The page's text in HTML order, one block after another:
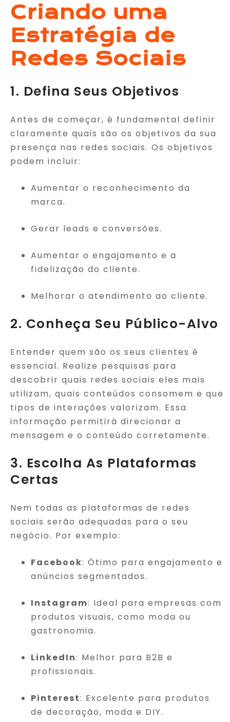
Criando uma
Estratégia de
Redes Sociais
1. Defina Seus Objetivos
Antes de começar, é fundamental definir
claramente quais são os objetivos da sua
presença nas redes sociais. Os objetivos
podem incluir:
Aumentar o reconhecimento da
marca.
Gerar leads e conversões.
Aumentar o engajamento e a
fidelização do cliente.
Melhorar o atendimento ao cliente.
2. Conheça Seu Público-Alvo
Entender quem são os seus clientes é
essencial. Realize pesquisas para
descobrir quais redes sociais eles mais
utilizam, quais conteúdos consomem e que
tipos de interações valorizam. Essa
informação permitirá direcionar a
mensagem e o conteúdo corretamente.
3. Escolha As Plataformas
Certas
Nem todas as plataformas de redes
sociais serão adequadas para o seu
negócio. Por exemplo:
Facebook: Ótimo para engajamento e
anúncios segmentados.
Instagram: Ideal para empresas com
produtos visuais, como moda ou
gastronomia.
LinkedIn: Melhor para B2B e
profissionais.
Pinterest: Excelente para produtos
de decoração, moda e DIY.